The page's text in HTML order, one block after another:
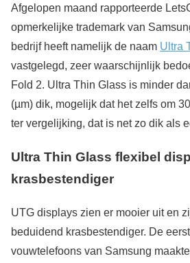
Afgelopen maand rapporteerde
opmerkelijke trademark van
bedrijf heeft namelijk de naam Ultra
vastgelegd, zeer waarschijnlijk
Fold 2. Ultra Thin Glass is minder
(µm) dik, mogelijk dat het zelfs om
ter vergelijking, dat is net zo dik als
Ultra Thin Glass flexibel
krasbestendiger
UTG displays zien er mooier uit en
beduidend krasbestendiger. De
vouwtelefoons van Samsung